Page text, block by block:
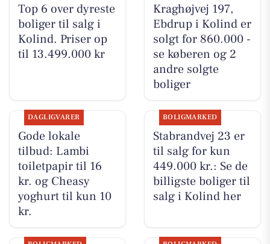
Top 6 over dyreste
boliger til salg i
Kolind. Priser op
til 13.499.000 kr
Kraghøjvej 197,
Ebdrup i Kolind er
solgt for 860.000 -
se køberen og 2
andre solgte
boliger
DAGLIGVARER
Gode lokale
tilbud: Lambi
toiletpapir til 16
kr. og Cheasy
yoghurt til kun 10
kr.
BOLIGMARKED
Stabrandvej 23 er
til salg for kun
449.000 kr.: Se de
billigste boliger til
salg i Kolind her